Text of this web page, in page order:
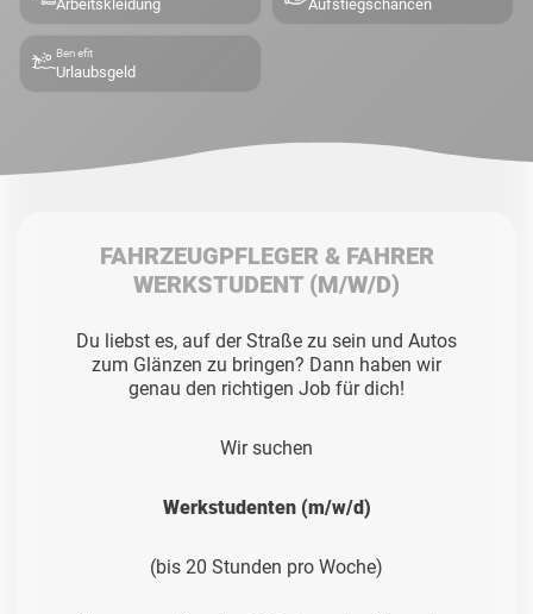
Arbeitskleidung Aufstiegschancen
Benefit
Urlaubsgeld
FAHRZEUGPFLEGER & FAHRER
WERKSTUDENT (M/W/D)
Du liebst es, auf der Straße zu sein und Autos
zum Glänzen zu bringen? Dann haben wir
genau den richtigen Job für dich!
Wir suchen
Werkstudenten (m/w/d)
(bis 20 Stunden pro Woche)